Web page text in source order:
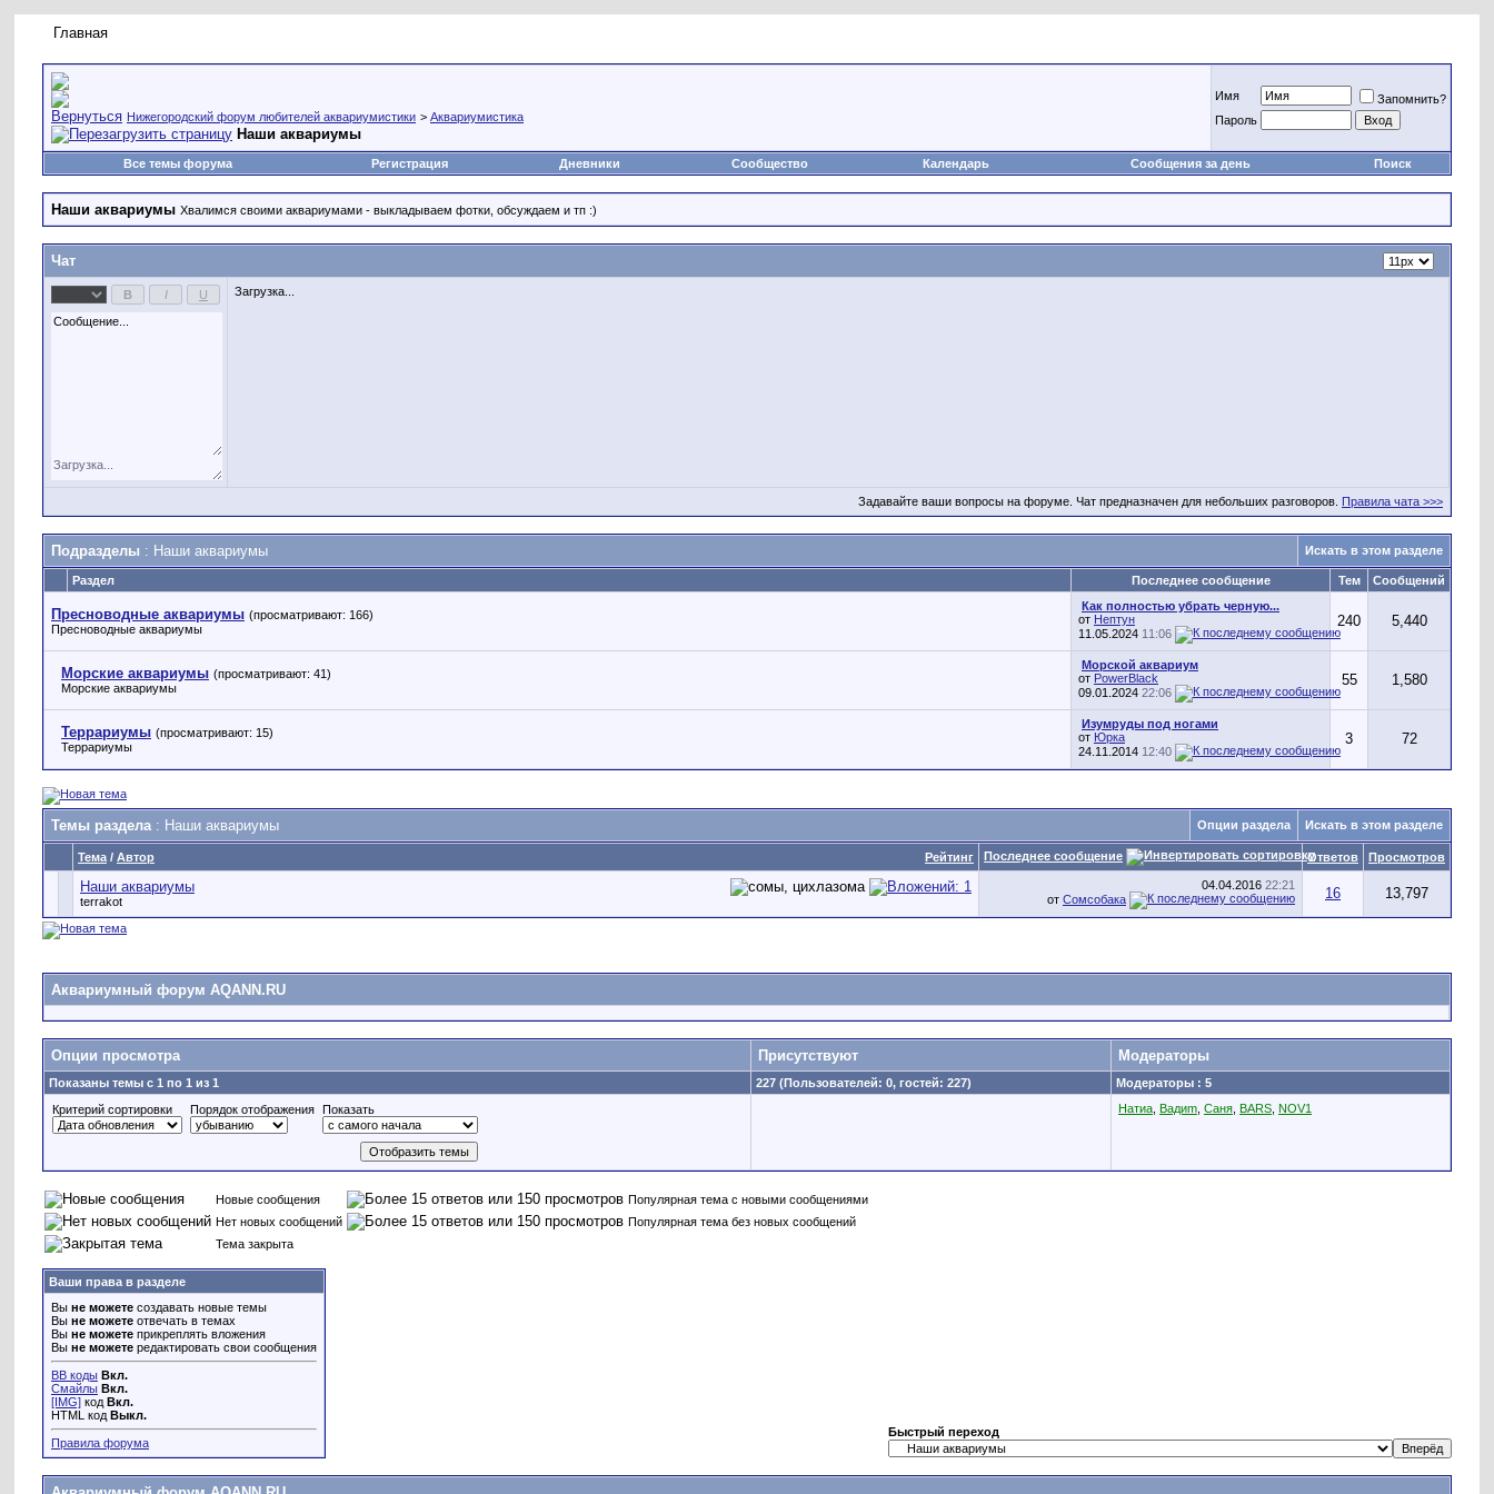
Главная
Нижегородский форум любителей аквариумистики > Аквариумистика
Наши аквариумы
Имя
Запомнить?
Пароль
Все темы форума Регистрация Дневники Сообщество Календарь Сообщения за день Поиск
Наши аквариумы Хвалимся своими аквариумами - выкладываем фотки, обсуждаем и тп :)
Чат
Загрузка...
Задавайте ваши вопросы на форуме. Чат предназначен для небольших разговоров. Правила чата >>>
Подразделы : Наши аквариумы Искать в этом разделе
Раздел Последнее сообщение Тем Сообщений
Пресноводные аквариумы (просматривают: 166)
Пресноводные аквариумы
Как полностью убрать черную...
от Нептун
11.05.2024 11:06
240 5,440
Морские аквариумы (просматривают: 41)
Морские аквариумы
Морской аквариум
от PowerBlack
09.01.2024 22:06
55 1,580
Террариумы (просматривают: 15)
Террариумы
Изумруды под ногами
от Юрка
24.11.2014 12:40
3 72
Темы раздела: Наши аквариумы Опции раздела Искать в этом разделе
Рейтинг
Тема / Автор Последнее сообщение Ответов Просмотров
Наши аквариумы
terrakot
04.04.2016 22:21
от Сомсобака 16 13,797
Аквариумный форум AQANN.RU
Опции просмотра Присутствуют Модераторы
Показаны темы с 1 по 1 из 1 227 (Пользователей: 0, гостей: 227)
Модераторы : 5
Критерий сортировки
Порядок отображения Показать Натиа Вадиm Саня BARS NOV1
Новые сообщения
Популярная тема с новыми сообщениями
Нет новых сообщений
Популярная тема без новых сообщений
Тема закрыта
Ваши права в разделе
Вы не можете создавать новые темы
Вы не можете отвечать в темах
Вы не можете прикреплять вложения
Вы не можете редактировать свои сообщения
BB коды Вкл.
Смайлы Вкл.
[IMG] код Вкл.
HTML код Выкл.
Правила форума
Быстрый переход